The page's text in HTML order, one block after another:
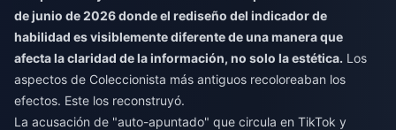
de junio de 2026 donde el rediseño del indicador de
habilidad es visiblemente diferente de una manera que
afecta la claridad de la información, no solo la estética. Los
aspectos de Coleccionista más antiguos recoloreaban los
efectos. Este los reconstruyó.
La acusación de "auto-apuntado" que circula en TikTok y